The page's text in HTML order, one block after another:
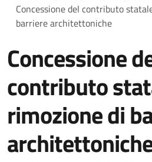
Concessione del contributo
barriere architettoniche
Concessione
contributo
rimozione di